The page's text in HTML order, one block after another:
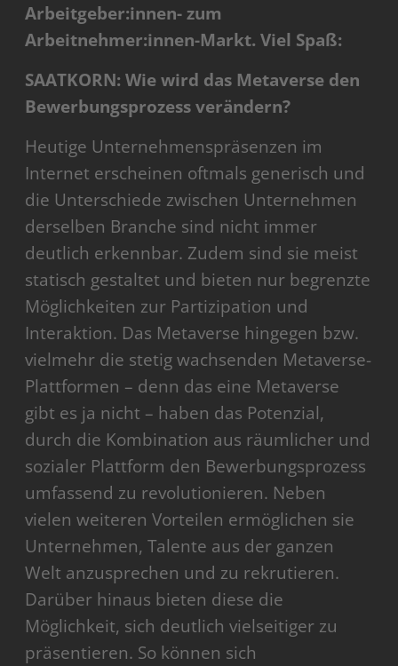
Arbeitgeber:innen- zum
Arbeitnehmer:innen-Markt. Viel Spaß:
SAATKORN: Wie wird das Metaverse den
Bewerbungsprozess verändern?
Heutige Unternehmenspräsenzen im
Internet erscheinen oftmals generisch und
die Unterschiede zwischen Unternehmen
derselben Branche sind nicht immer
deutlich erkennbar. Zudem sind sie meist
statisch gestaltet und bieten nur begrenzte
Möglichkeiten zur Partizipation und
Interaktion. Das Metaverse hingegen bzw.
vielmehr die stetig wachsenden Metaverse-
Plattformen – denn das eine Metaverse
gibt es ja nicht – haben das Potenzial,
durch die Kombination aus räumlicher und
sozialer Plattform den Bewerbungsprozess
umfassend zu revolutionieren. Neben
vielen weiteren Vorteilen ermöglichen sie
Unternehmen, Talente aus der ganzen
Welt anzusprechen und zu rekrutieren.
Darüber hinaus bieten diese die
Möglichkeit, sich deutlich vielseitiger zu
präsentieren. So können sich